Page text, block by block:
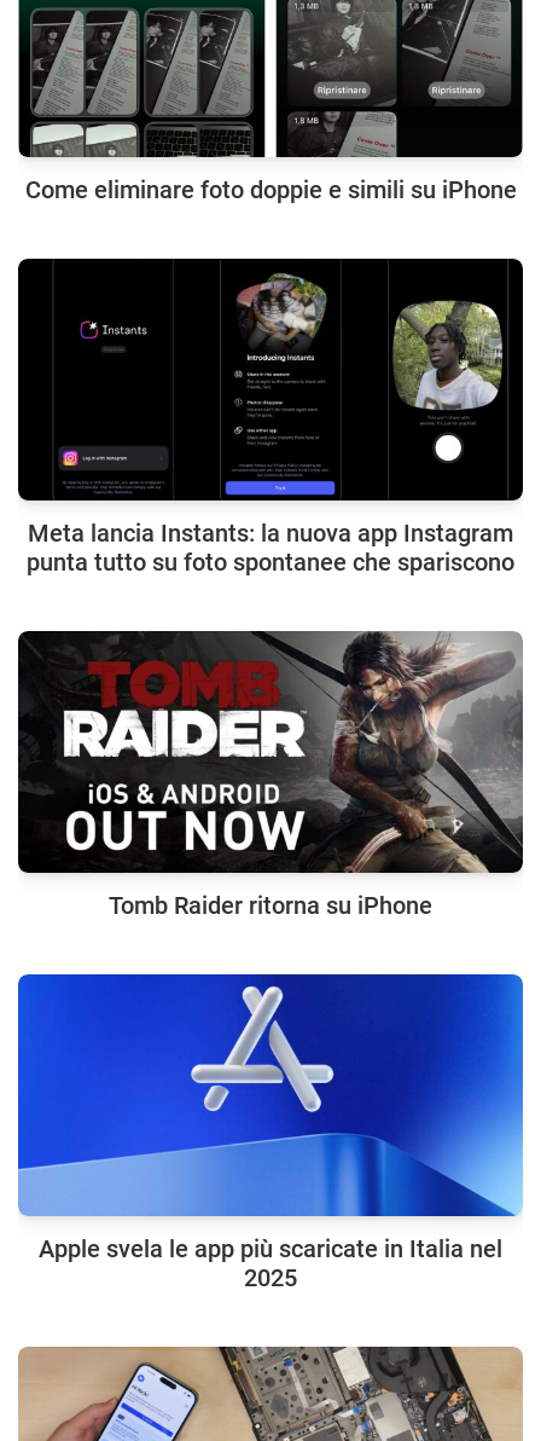
Come eliminare foto doppie e simili su iPhone
Meta lancia Instants: la nuova app Instagram
punta tutto su foto spontanee che spariscono
Tomb Raider ritorna su iPhone
Apple svela le app più scaricate in Italia nel
2025